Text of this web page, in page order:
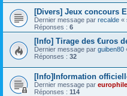
[Divers] Jeux concours
Dernier message par recalde «
Réponses : 6
[Info] Tirage des €uros
Dernier message par guiben80
Réponses : 32
[Info]Information
Dernier message par
Réponses : 114